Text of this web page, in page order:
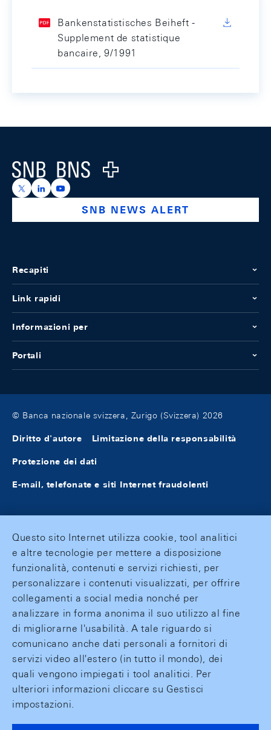
Bankenstatistisches Beiheft -
Supplement de statistique
bancaire, 9/1991
Logo
https://x.com/snb_bns
https://ch.linkedin.com/company/swiss-national-
https://www.youtube.com/@swissnationalbank
SNB NEWS ALERT
Recapiti
Link rapidi
Informazioni per
Portali
© Banca nazionale svizzera, Zurigo (Svizzera) 2026
Diritto d'autore Limitazione della responsabilità
Protezione dei dati
E-mail, telefonate e siti Internet fraudolenti
Questo sito Internet utilizza cookie, tool analitici
e altre tecnologie per mettere a disposizione
funzionalità, contenuti e servizi richiesti, per
personalizzare i contenuti visualizzati, per offrire
collegamenti a social media nonché per
analizzare in forma anonima il suo utilizzo al fine
di migliorarne l'usabilità. A tale riguardo si
comunicano anche dati personali a fornitori di
servizi video all'estero (in tutto il mondo), dei
quali vengono impiegati i tool analitici. Per
ulteriori informazioni cliccare su Gestisci
impostazioni.